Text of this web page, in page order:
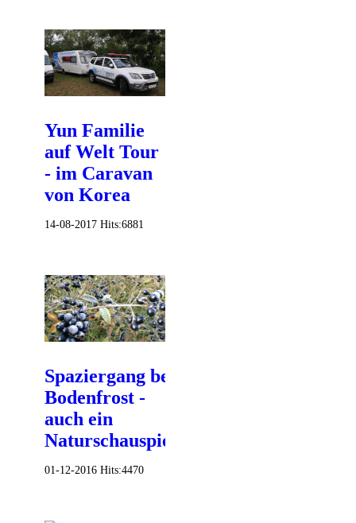
Yun Familie
auf Welt Tour
- im Caravan
von Korea
14-08-2017 Hits:6881
Spaziergang bei
Bodenfrost -
auch ein
Naturschauspiel
01-12-2016 Hits:4470